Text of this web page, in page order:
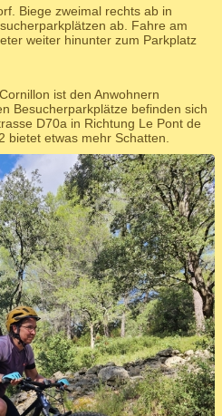
Biege zweimal rechts ab in
ab. Fahre am
weiter hinunter zum Parkplatz
ist den Anwohnern
Besucherparkplätze befinden sich
D70a in Richtung Le Pont de
bietet etwas mehr Schatten.